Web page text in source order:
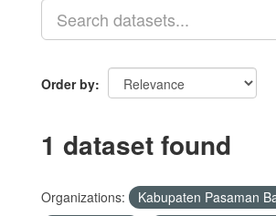
Order by
1 dataset found
Organizations: Kabupaten Pasaman